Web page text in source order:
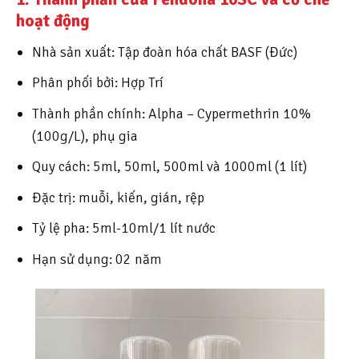
hoạt động
Nhà sản xuất: Tập đoàn hóa chất BASF (Đức)
Phân phối bởi: Hợp Trí
Thành phần chính: Alpha – Cypermethrin 10%
(100g/L), phụ gia
Quy cách: 5ml, 50ml, 500ml và 1000ml (1 lít)
Đặc trị: muỗi, kiến, gián, rệp
Tỷ lệ pha: 5ml-10ml/1 lít nước
Hạn sử dụng: 02 năm